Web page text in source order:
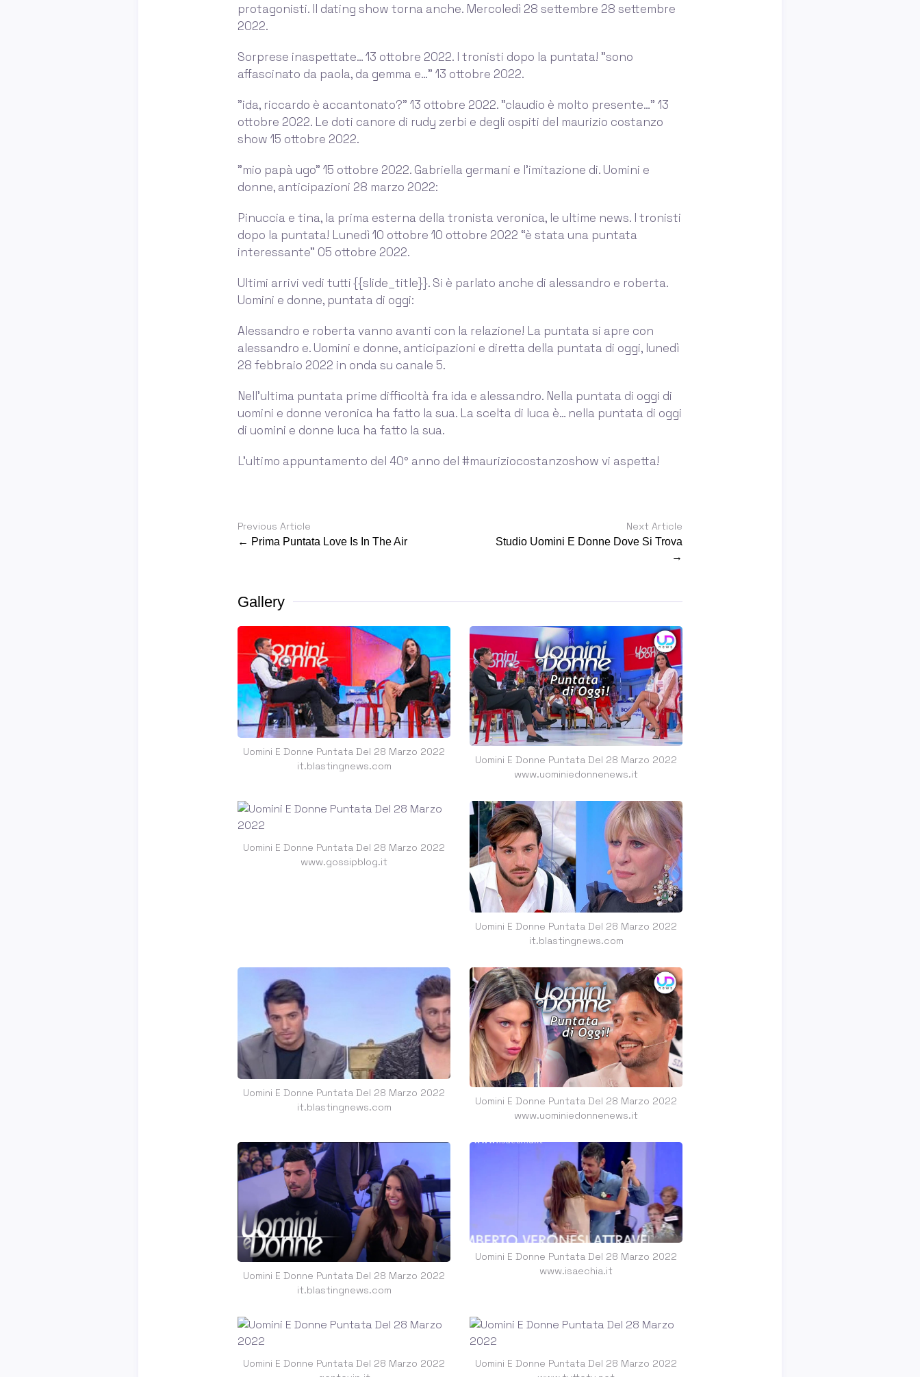
protagonisti. Il dating show torna anche. Mercoledì 28 settembre 28 settembre
2022.
Sorprese inaspettate… 13 ottobre 2022. I tronisti dopo la puntata! ”sono
affascinato da paola, da gemma e…” 13 ottobre 2022.
”ida, riccardo è accantonato?” 13 ottobre 2022. ”claudio è molto presente…” 13
ottobre 2022. Le doti canore di rudy zerbi e degli ospiti del maurizio costanzo
show 15 ottobre 2022.
”mio papà ugo” 15 ottobre 2022. Gabriella germani e l’imitazione di. Uomini e
donne, anticipazioni 28 marzo 2022:
Pinuccia e tina, la prima esterna della tronista veronica, le ultime news. I tronisti
dopo la puntata! Lunedì 10 ottobre 10 ottobre 2022 “è stata una puntata
interessante” 05 ottobre 2022.
Ultimi arrivi vedi tutti {{slide_title}}. Si è parlato anche di alessandro e roberta.
Uomini e donne, puntata di oggi:
Alessandro e roberta vanno avanti con la relazione! La puntata si apre con
alessandro e. Uomini e donne, anticipazioni e diretta della puntata di oggi, lunedì
28 febbraio 2022 in onda su canale 5.
Nell’ultima puntata prime difficoltà fra ida e alessandro. Nella puntata di oggi di
uomini e donne veronica ha fatto la sua. La scelta di luca è… nella puntata di oggi
di uomini e donne luca ha fatto la sua.
L’ultimo appuntamento del 40° anno del #mauriziocostanzoshow vi aspetta!
Previous Article
← Prima Puntata Love Is In The Air
Next Article
Studio Uomini E Donne Dove Si Trova
→
Gallery
Uomini E Donne Puntata Del 28 Marzo 2022
it.blastingnews.com
Uomini E Donne Puntata Del 28 Marzo 2022
www.uominiedonnenews.it
Uomini E Donne Puntata Del 28 Marzo 2022
www.gossipblog.it
Uomini E Donne Puntata Del 28 Marzo 2022
it.blastingnews.com
Uomini E Donne Puntata Del 28 Marzo 2022
it.blastingnews.com
Uomini E Donne Puntata Del 28 Marzo 2022
www.uominiedonnenews.it
Uomini E Donne Puntata Del 28 Marzo 2022
it.blastingnews.com
Uomini E Donne Puntata Del 28 Marzo 2022
www.isaechia.it
Uomini E Donne Puntata Del 28 Marzo 2022
Uomini E Donne Puntata Del 28 Marzo 2022